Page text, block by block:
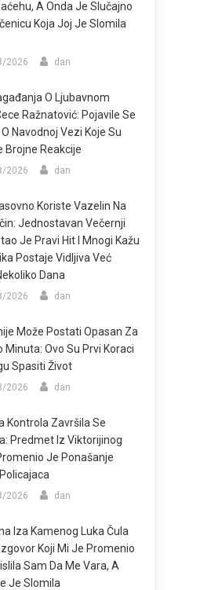
A Onda Je Slučajno
Koja Joj Je Slomila
2026 dan
O Ljubavnom
Ražnatović: Pojavile Se
Navodnoj Vezi Koje Su
Brojne Reakcije
2026 dan
Koriste Vazelin Na
Jednostavan Večernji
Je Pravi Hit I Mnogi Kažu
Postaje Vidljiva Već
Dana
2026 dan
Može Postati Opasan Za
Minuta: Ovo Su Prvi Koraci
Spasiti Život
2026 dan
Kontrola Završila Se
Predmet Iz Viktorijinog
Je Ponašanje
2026 dan
Iza Kamenog Luka Čula
Koji Mi Je Promenio
Sam Da Me Vara, A
Je Slomila